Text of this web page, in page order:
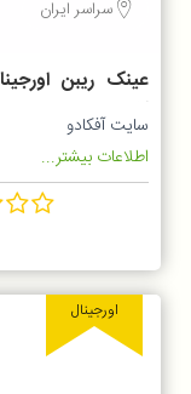
سراسر ایران
86513
سایت آفکادو
اطلاعات بیشتر...
اورجینال